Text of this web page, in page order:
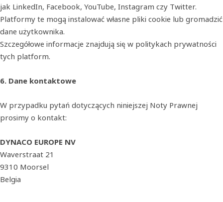
jak LinkedIn, Facebook, YouTube, Instagram czy Twitter.
Platformy te mogą instalować własne pliki cookie lub gromadzić
dane użytkownika.
Szczegółowe informacje znajdują się w politykach prywatności
tych platform.
6. Dane kontaktowe
W przypadku pytań dotyczących niniejszej Noty Prawnej
prosimy o kontakt:
DYNACO EUROPE NV
Waverstraat 21
9310 Moorsel
Belgia